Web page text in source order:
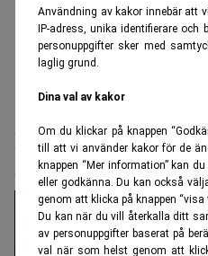
Användning av kakor innebär att
IP-adress, unika identifierare och
personuppgifter sker med
laglig grund.
Dina val av kakor
Om du klickar på knappen
till att vi använder kakor för de
knappen “Mer information” kan
eller godkänna. Du kan också
genom att klicka på knappen “visa
Du kan när du vill återkalla ditt
av personuppgifter baserat på
val när som helst genom att
Datastölden skakar
superrikas